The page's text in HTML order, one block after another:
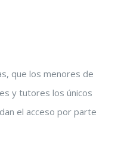
que los menores de
y tutores los únicos
el acceso por parte